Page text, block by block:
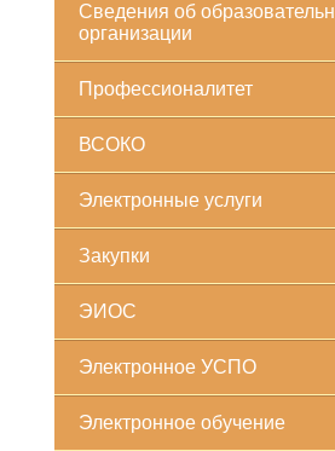
Сведения об
организации
Профессионалитет
ВСОКО
Электронные услуги
Закупки
ЭИОС
Электронное УСПО
Электронное обучение